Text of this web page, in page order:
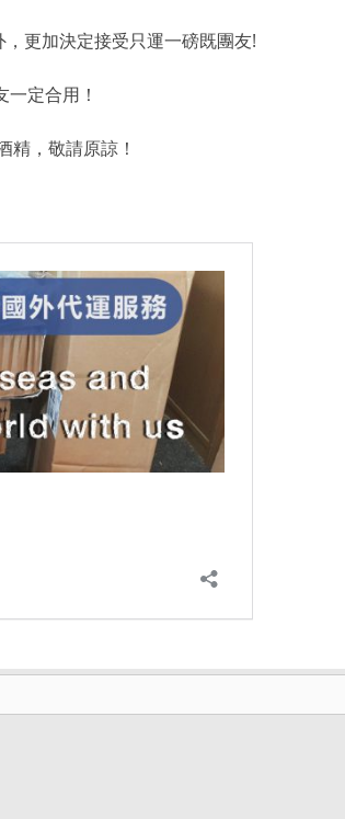
更加決定接受只運一磅既團友!
定合用！
，敬請原諒！